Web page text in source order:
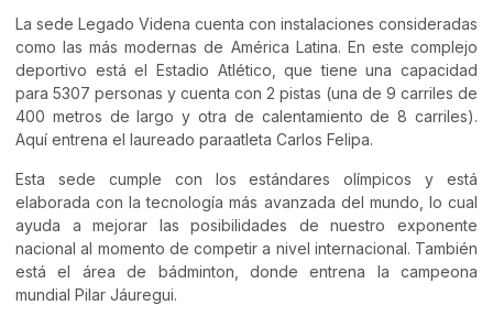
La sede Legado Videna cuenta con instalaciones consideradas
como las más modernas de América Latina. En este complejo
deportivo está el Estadio Atlético, que tiene una capacidad
para 5307 personas y cuenta con 2 pistas (una de 9 carriles de
400 metros de largo y otra de calentamiento de 8 carriles).
Aquí entrena el laureado paraatleta Carlos Felipa.
Esta sede cumple con los estándares olímpicos y está
elaborada con la tecnología más avanzada del mundo, lo cual
ayuda a mejorar las posibilidades de nuestro exponente
nacional al momento de competir a nivel internacional. También
está el área de bádminton, donde entrena la campeona
mundial Pilar Jáuregui.